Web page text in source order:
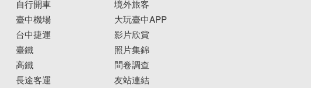
自行開車
臺中機場
台中捷運
臺鐵
高鐵
長途客運
境外旅客
大玩臺中APP
影片欣賞
照片集錦
問卷調查
友站連結